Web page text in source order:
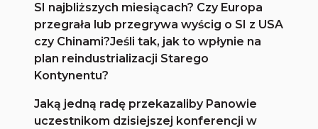
SI najbliższych miesiącach? Czy Europa
przegrała lub przegrywa wyścig o SI z USA
czy Chinami?Jeśli tak, jak to wpłynie na
plan reindustrializacji Starego
Kontynentu?
Jaką jedną radę przekazaliby Panowie
uczestnikom dzisiejszej konferencji w